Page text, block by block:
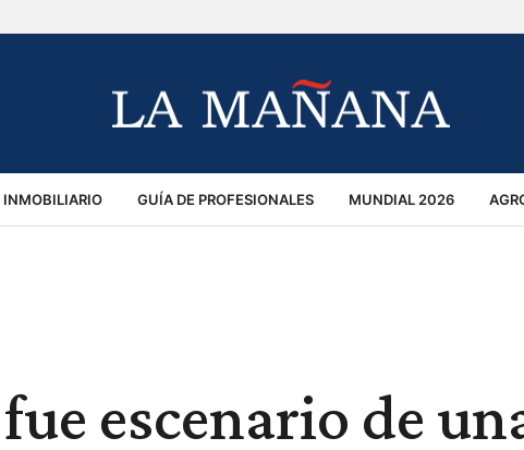
INMOBILIARIO GUÍA DE PROFESIONALES MUNDIAL 2026
escenario de